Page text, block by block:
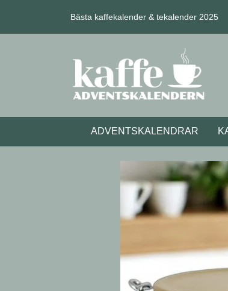
Bästa kaffekalender & tekalender 2025
ADVENTSKALENDRAR